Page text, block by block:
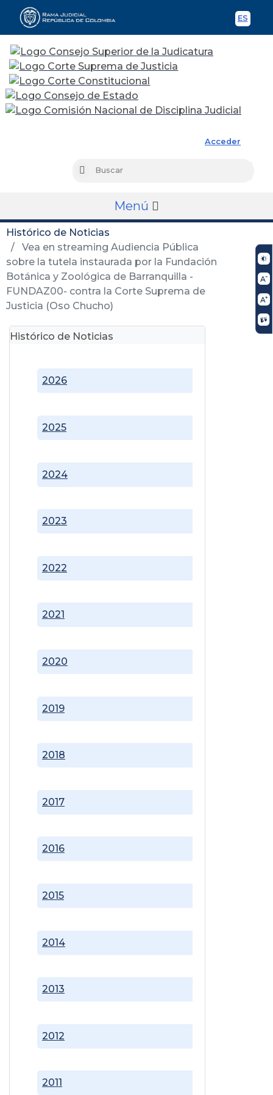
ES
Acceder
Buscar
Menú
Histórico de Noticias
Vea en streaming Audiencia Pública
sobre la tutela instaurada por la Fundación
Botánica y Zoológica de Barranquilla -
FUNDAZ00- contra la Corte Suprema de
Justicia (Oso Chucho)
Histórico de Noticias
2011
2012
2013
2014
2015
2016
2017
2018
2019
2020
2021
2022
2023
2024
2025
2026